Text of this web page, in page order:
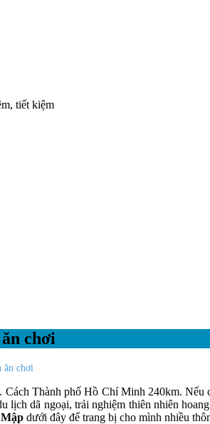
tiết kiệm
chơi
chơi
. Cách Thành phố Hồ Chí Minh 240km. Nếu
lịch dã ngoại, trải nghiệm thiên nhiên
dưới đây để trang bị cho mình nhiều